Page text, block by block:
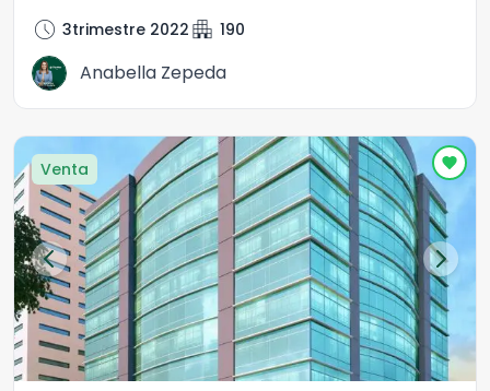
schedule 3trimestre 2022 apartment 190
Anabella Zepeda
Venta